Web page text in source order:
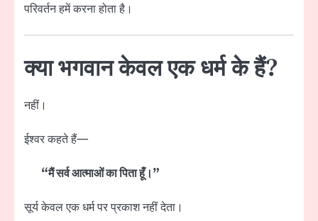
परिवर्तन हमें करना होता है।
क्या भगवान केवल एक धर्म के हैं?
नहीं।
ईश्वर कहते हैं—
“मैं सर्व आत्माओं का पिता हूँ।”
सूर्य केवल एक धर्म पर प्रकाश नहीं देता।